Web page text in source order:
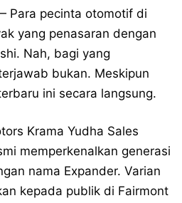
Para pecinta otomotif di
yang penasaran dengan
Nah, bagi yang
bukan. Meskipun
ini secara langsung.
Krama Yudha Sales
memperkenalkan generasi
nama Expander. Varian
kepada publik di Fairmont